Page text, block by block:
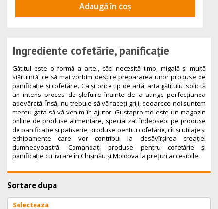
Adaugă în coș
Ingrediente cofetărie, panificație
Gătitul este o formă a artei, căci necesită timp, migală şi multă
stăruinţă, ce să mai vorbim despre prepararea unor produse de
panificaţie şi cofetărie. Ca şi orice tip de artă, arta gătitului solicită
un intens proces de şlefuire înainte de a atinge perfecţiunea
adevărată. Însă, nu trebuie să vă faceţi griji, deoarece noi suntem
mereu gata să vă venim în ajutor. Gustapro.md este un magazin
online de produse alimentare, specializat îndeosebi pe produse
de panificație și patiserie, produse pentru cofetărie, cît şi utilaje şi
echipamente care vor contribui la desăvîrşirea creaţiei
dumneavoastră. Comandați produse pentru cofetărie și
panificație cu livrare în Chișinău și Moldova la prețuri accesibile.
Sortare dupa